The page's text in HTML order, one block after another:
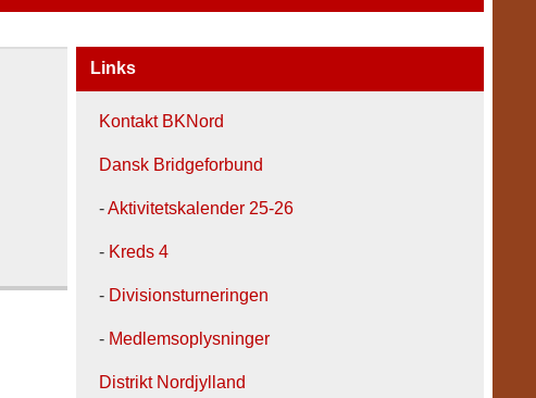
Links
Kontakt BKNord
Dansk Bridgeforbund
-Aktivitetskalender 25-26
- Kreds 4
- Divisionsturneringen
- Medlemsoplysninger
Distrikt Nordjylland